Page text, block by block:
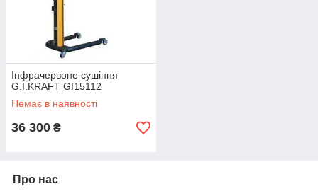
Інфрачервоне сушіння
G.I.KRAFT GI15112
Немає в наявності
36 300 ₴
Про нас